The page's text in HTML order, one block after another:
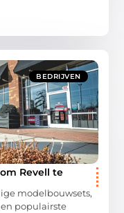
BEDRIJVEN
Revell te
modelbouwsets,
populairste